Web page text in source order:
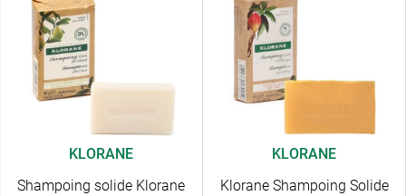
KLORANE
Shampoing solide Klorane
KLORANE
Klorane Shampoing Solide